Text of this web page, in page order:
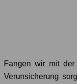
Fangen wir mit
Verunsicherung